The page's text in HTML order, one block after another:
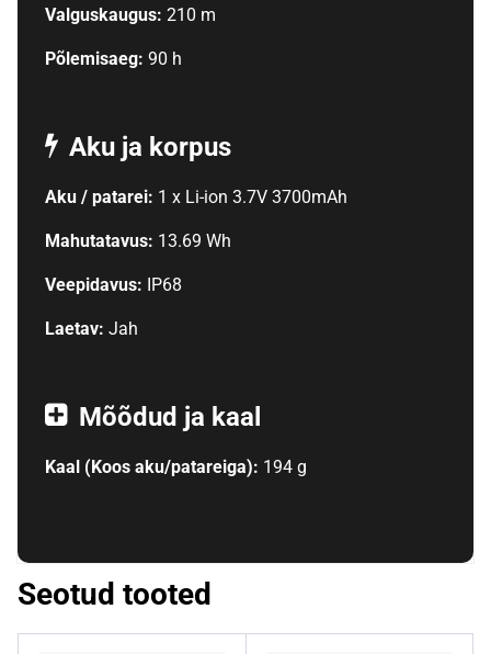
Valguskaugus: 210 m
Põlemisaeg: 90 h
Aku ja korpus
Aku / patarei: 1 x Li-ion 3.7V 3700mAh
Mahutatavus: 13.69 Wh
Veepidavus: IP68
Laetav: Jah
Mõõdud ja kaal
Kaal (Koos aku/patareiga): 194 g
Seotud tooted